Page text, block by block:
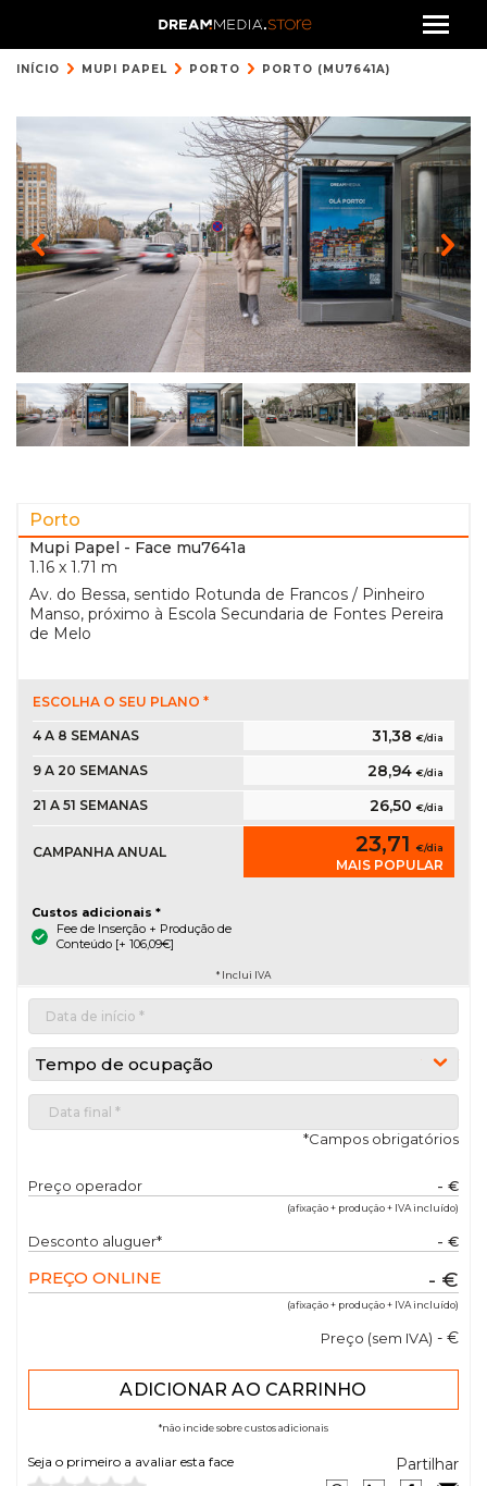
INÍCIO MUPI PAPEL PORTO PORTO (MU7641A)
Porto
Mupi Papel - Face mu7641a
1.16 x 1.71 m
Av. do Bessa, sentido Rotunda de Francos / Pinheiro
Manso, próximo à Escola Secundaria de Fontes Pereira
de Melo
ESCOLHA O SEU PLANO *
4 A 8 SEMANAS 31,38 €/dia
9 A 20 SEMANAS 28,94 €/dia
21 A 51 SEMANAS 26,50 €/dia
CAMPANHA ANUAL 23,71 €/dia
MAIS POPULAR
Custos adicionais *
Fee de Inserção + Produção de
Conteúdo [+ 106,09€]
* Inclui IVA
Tempo de ocupação
*Campos obrigatórios
Preço operador - €
(afixação + produção + IVA incluído)
Desconto aluguer* - €
PREÇO ONLINE - €
(afixação + produção + IVA incluído)
Preço (sem IVA) - €
*não incide sobre custos adicionais
Seja o primeiro a avaliar esta face Partilhar